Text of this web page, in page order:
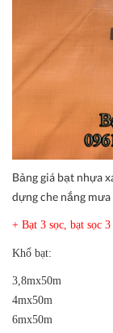
Bảng giá bạt nhựa
dựng che nắng
+ Bạt 3 sọc, bạt sọc 3
Khổ bạt:
3,8mx50m
4mx50m
6mx50m